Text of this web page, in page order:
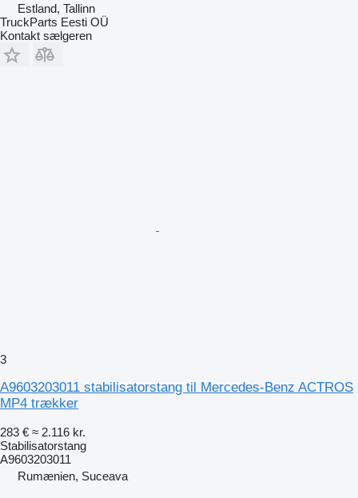
Estland, Tallinn
TruckParts Eesti OÜ
Kontakt sælgeren
3
A9603203011 stabilisatorstang til Mercedes-Benz ACTROS
MP4 trækker
283 € ≈ 2.116 kr.
Stabilisatorstang
A9603203011
Rumænien, Suceava